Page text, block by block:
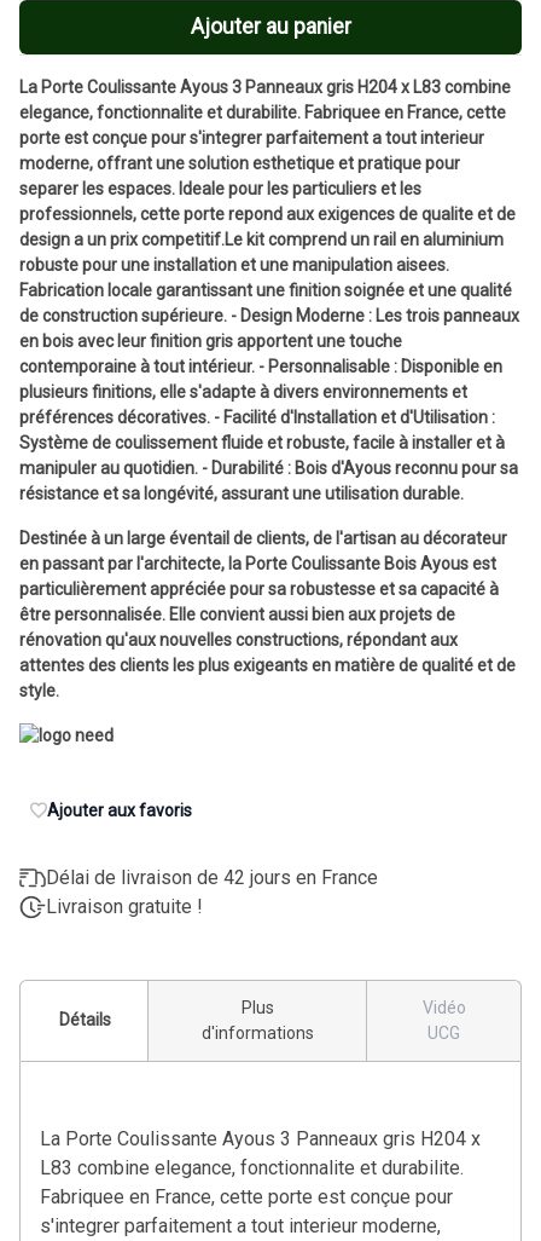
Ajouter au panier
La Porte Coulissante Ayous 3 Panneaux gris H204 x L83 combine
elegance, fonctionnalite et durabilite. Fabriquee en France, cette
porte est conçue pour s'integrer parfaitement a tout interieur
moderne, offrant une solution esthetique et pratique pour
separer les espaces. Ideale pour les particuliers et les
professionnels, cette porte repond aux exigences de qualite et de
design a un prix competitif.Le kit comprend un rail en aluminium
robuste pour une installation et une manipulation aisees.
Fabrication locale garantissant une finition soignée et une qualité
de construction supérieure. - Design Moderne : Les trois panneaux
en bois avec leur finition gris apportent une touche
contemporaine à tout intérieur. - Personnalisable : Disponible en
plusieurs finitions, elle s'adapte à divers environnements et
préférences décoratives. - Facilité d'Installation et d'Utilisation :
Système de coulissement fluide et robuste, facile à installer et à
manipuler au quotidien. - Durabilité : Bois d'Ayous reconnu pour sa
résistance et sa longévité, assurant une utilisation durable.
Destinée à un large éventail de clients, de l'artisan au décorateur
en passant par l'architecte, la Porte Coulissante Bois Ayous est
particulièrement appréciée pour sa robustesse et sa capacité à
être personnalisée. Elle convient aussi bien aux projets de
rénovation qu'aux nouvelles constructions, répondant aux
attentes des clients les plus exigeants en matière de qualité et de
style.
Ajouter aux favoris
Délai de livraison de 42 jours en France
Livraison gratuite !
Détails
Plus
d'informations
Vidéo
UCG
La Porte Coulissante Ayous 3 Panneaux gris H204 x
L83 combine elegance, fonctionnalite et durabilite.
Fabriquee en France, cette porte est conçue pour
s'integrer parfaitement a tout interieur moderne,